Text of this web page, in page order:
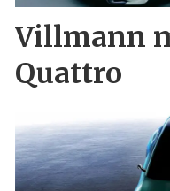
Villmann
Quattro